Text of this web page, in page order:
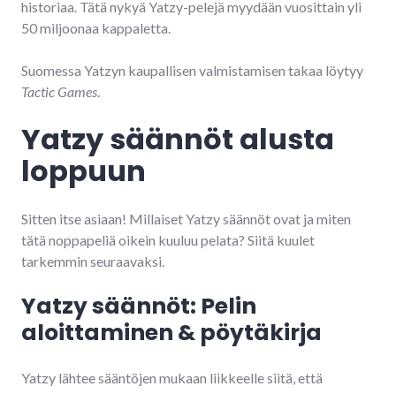
historiaa. Tätä nykyä Yatzy-pelejä myydään vuosittain yli
50 miljoonaa kappaletta.
Suomessa Yatzyn kaupallisen valmistamisen takaa löytyy
Tactic Games.
Yatzy säännöt alusta
loppuun
Sitten itse asiaan! Millaiset Yatzy säännöt ovat ja miten
tätä noppapeliä oikein kuuluu pelata? Siitä kuulet
tarkemmin seuraavaksi.
Yatzy säännöt: Pelin
aloittaminen & pöytäkirja
Yatzy lähtee sääntöjen mukaan liikkeelle siitä, että